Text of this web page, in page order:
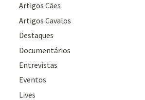
Artigos Cães
Artigos Cavalos
Destaques
Documentários
Entrevistas
Eventos
Lives